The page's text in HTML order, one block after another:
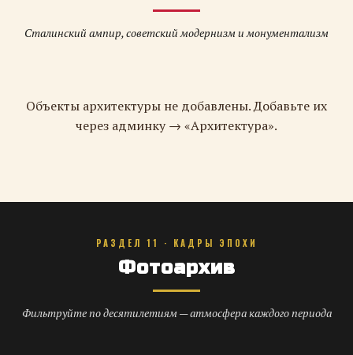
Сталинский ампир, советский модернизм и монументализм
Объекты архитектуры не добавлены. Добавьте их
через админку → «Архитектура».
РАЗДЕЛ 11 · КАДРЫ ЭПОХИ
Фотоархив
Фильтруйте по десятилетиям — атмосфера каждого периода